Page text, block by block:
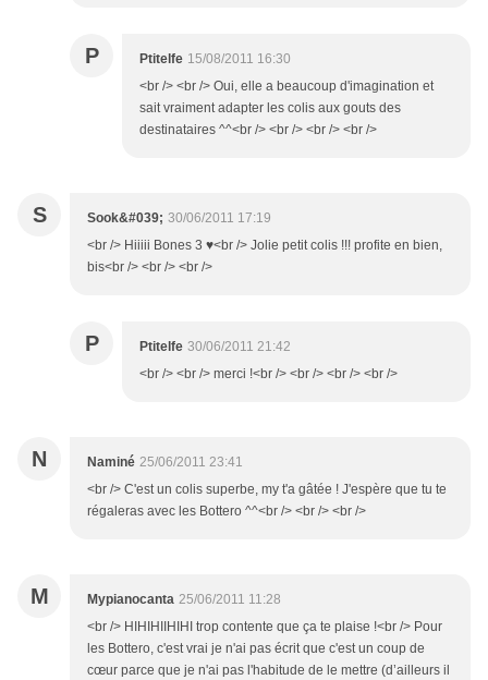
P Ptitelfe 15/08/2011 16:30
<br /> <br /> Oui, elle a beaucoup d'imagination et
sait vraiment adapter les colis aux gouts des
destinataires ^^<br /> <br /> <br /> <br />
S Sook&#039; 30/06/2011 17:19
<br /> Hiiiii Bones 3 ♥<br /> Jolie petit colis !!! profite en bien,
bis<br /> <br /> <br />
P Ptitelfe 30/06/2011 21:42
<br /> <br /> merci !<br /> <br /> <br /> <br />
N Naminé 25/06/2011 23:41
<br /> C'est un colis superbe, my t'a gâtée ! J'espère que tu te
régaleras avec les Bottero ^^<br /> <br /> <br />
M Mypianocanta 25/06/2011 11:28
<br /> HIHIHIIHIHI trop contente que ça te plaise !<br /> Pour
les Bottero, c'est vrai je n'ai pas écrit que c'est un coup de
cœur parce que je n'ai pas l'habitude de le mettre (d’ailleurs il